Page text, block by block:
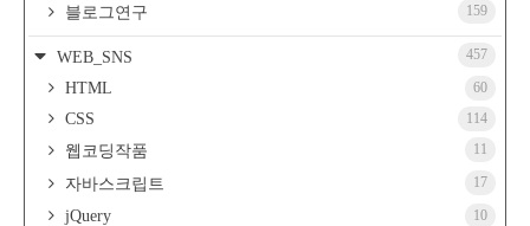
블로그연구 159
WEB_SNS 457
HTML 60
CSS 114
웹코딩작품 11
자바스크립트 17
jQuery 10